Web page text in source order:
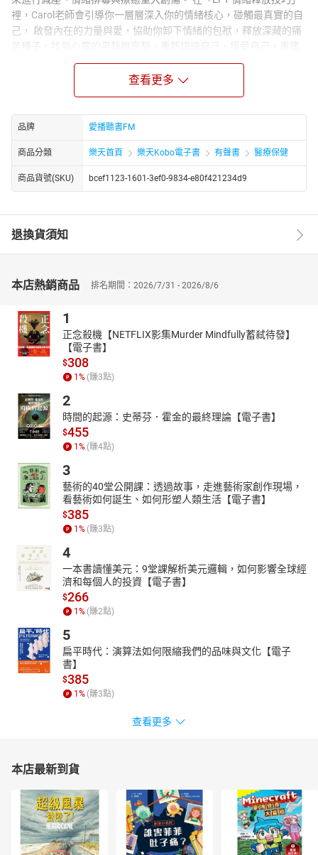
裡，Carol老師會引導你一層層深入你的情緒核心，碰觸最真實的自
己， 啟發內在的力量與愛，協助你卸下情緒的包袱，釋放深藏的痛
苦種子，找到心靈的平靜與寧靜，重新認識自己、接受自己，重建
美國康乃爾大學電機系學士、碩士，加州大學洛杉磯分校MBA企管
碩士。曾於IBM、GM，等大型跨國企業。一九九○年開始創業。
因一場婚變，接觸到能量心理學療法，PSYCH-K、NLP（Neuro-
linguistic programming）、EFT（Emotional Freedom
Techniques）等，更取得證書，成為專業教練。
師承，國際潛能激勵大師 Anthony Robbins，EFT 創始者 Gary
Williams，等。國際知名情緒療癒大師，更獲得高績效教練、國際神
經語言程式學NLP專業教練、美國深層情緒釋放EFT專業引導師與
望協助處於情緒困擾的人，排出情緒毒素、提升正面能量，讓平
都能獲得情緒上的自由以及財務上的富足，為此她創立生命火花講
堂和吸引力網路營銷公司，幫助世人實現夢想。
章節名稱：
01.為什麼情緒管理、排毒很重要？
03.因為愛--我與EFT的接觸，從一段人生故事開始說起
04.情緒樹：如何利用情緒樹找到深根蒂固的信念
05.EFT情緒排毒敲打操 敲拍位置介紹
06.十大情緒之一：難以負荷的沉重感
07.十大情緒之二：不斷的自我批判
08.十大情緒之三：逃避現實
09.十大情緒之四：拖延和自我破壞
11.十大情緒之六：自我設限
12.十大情緒之七：對某些事成癮
13.十大情緒之八：對不可預知的改變感到恐懼
14.十大情緒之九：害怕承受不起的失敗
15.十大情緒之十：控制不了的憤怒
16.運用EFT幫助自己與他人情緒排毒Q&A
查看更多
品牌 愛播聽書FM
商品分類 樂天首頁 樂天Kobo電子書 有聲書 醫療保健
商品貨號(SKU) bcef1123-1601-3ef0-9834-e80f421234d9
退換貨須知
本店熱銷商品 排名期間：2026/7/31 - 2026/8/6
1
正念殺機【NETFLIX影集Murder Mindfully蓄弒待發】
【電子書】
$308
1 % (賺3點)
2
時間的起源：史蒂芬．霍金的最終理論【電子書】
$455
1 % (賺4點)
3
藝術的40堂公開課：透過故事，走進藝術家創作現場，
看藝術如何誕生、如何形塑人類生活【電子書】
$385
1 % (賺3點)
4
一本書讀懂美元：9堂課解析美元邏輯，如何影響全球經
濟和每個人的投資【電子書】
$266
1 % (賺2點)
5
扁平時代：演算法如何限縮我們的品味與文化【電子
書】
$385
1 % (賺3點)
查看更多
本店最新到貨